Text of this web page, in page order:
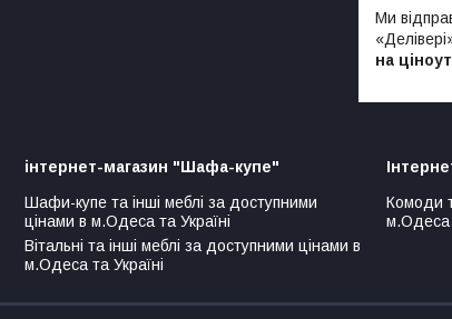
Ми
на
інтернет-магазин "Шафа-купе"
Шафи-купе та інші меблі за доступними
цінами в м.Одеса та Україні
Вітальні та інші меблі за доступними цінами в
м.Одеса та Україні
Комоди
м.Одеса